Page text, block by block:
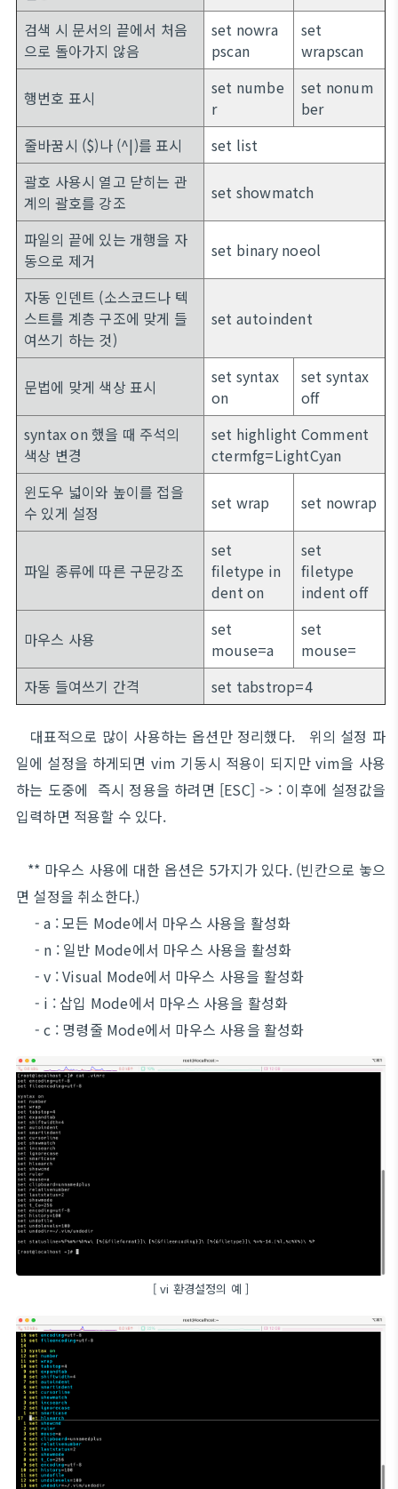
검색 시 문서의 끝에서 처음
으로 돌아가지 않음
set nowra
pscan
set
wrapscan
행번호 표시
set numbe
r
set nonum
ber
줄바꿈시 ($)나 (^|)를 표시
set list
괄호 사용시 열고 닫히는 관
계의 괄호를 강조
set showmatch
파일의 끝에 있는 개행을 자
동으로 제거
set binary noeol
자동 인덴트 (소스코드나 텍
스트를 계층 구조에 맞게 들
여쓰기 하는 것)
set autoindent
문법에 맞게 색상 표시
set syntax
on
set syntax
off
syntax on 했을 때 주석의
색상 변경
set highlight Comment
ctermfg=LightCyan
윈도우 넓이와 높이를 접을
수 있게 설정
set wrap set nowrap
파일 종류에 따른 구문강조
set
filetype in
dent on
set
filetype
indent off
마우스 사용
set
mouse=a
set
mouse=
자동 들여쓰기 간격
set tabstrop=4
대표적으로 많이 사용하는 옵션만 정리했다. 위의 설정 파
일에 설정을 하게되면 vim 기동시 적용이 되지만 vim을 사용
하는 도중에 즉시 정용을 하려면 [ESC] -> : 이후에 설정값을
입력하면 적용할 수 있다.
** 마우스 사용에 대한 옵션은 5가지가 있다. (빈칸으로 놓으
면 설정을 취소한다.)
- a : 모든 Mode에서 마우스 사용을 활성화
- n : 일반 Mode에서 마우스 사용을 활성화
- v : Visual Mode에서 마우스 사용을 활성화
- i : 삽입 Mode에서 마우스 사용을 활성화
- c : 명령줄 Mode에서 마우스 사용을 활성화
[ vi 환경설정의 예 ]